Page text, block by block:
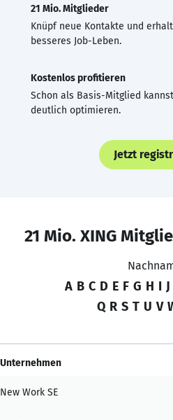
21 Mio. Mitglieder
Knüpf neue Kontakte und
besseres Job-Leben.
Kostenlos profitieren
Schon als Basis-Mitglied
deutlich optimieren.
Jetzt
21 Mio. XING
A B C D E F G H I J
Q R S T U V
Unternehmen
New Work SE